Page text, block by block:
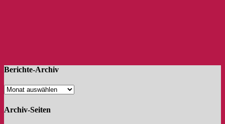
Berichte-Archiv
Archiv-Seiten